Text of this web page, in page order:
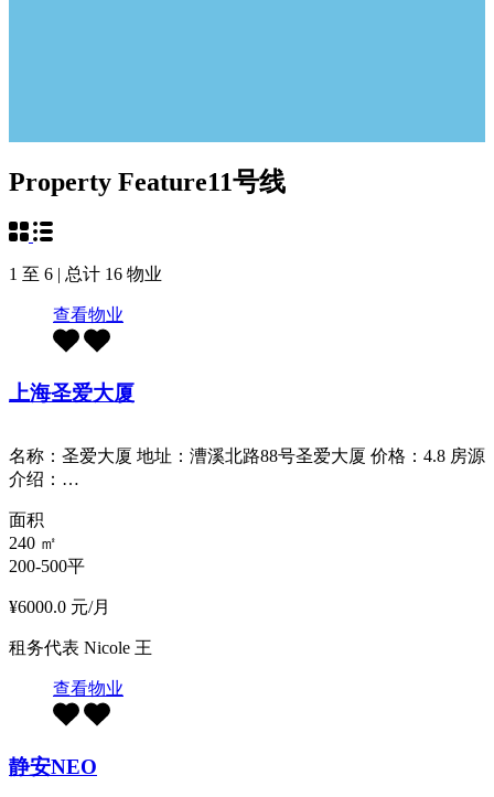
Property Feature11号线
1 至 6 | 总计 16 物业
查看物业
上海圣爱大厦
名称：圣爱大厦 地址：漕溪北路88号圣爱大厦 价格：4.8 房源
介绍：…
面积
240 ㎡
200-500平
¥6000.0 元/月
租务代表 Nicole 王
查看物业
静安NEO